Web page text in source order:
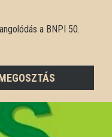
a BNPI 50.